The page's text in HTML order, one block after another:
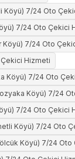
Köyü) 7/24 Oto
7/24 Oto Çekici
Köyü) 7/24 Oto
Hizmeti
Köyü) 7/24 Oto
Köyü) 7/24
7/24 Oto Çekici
Köyü) 7/24 Oto
Köyü) 7/24 Oto